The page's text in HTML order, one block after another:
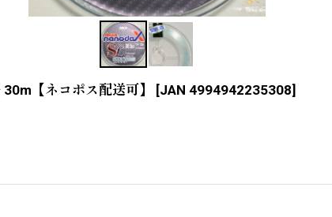
【ネコポス配送可】 [JAN 4994942235308]